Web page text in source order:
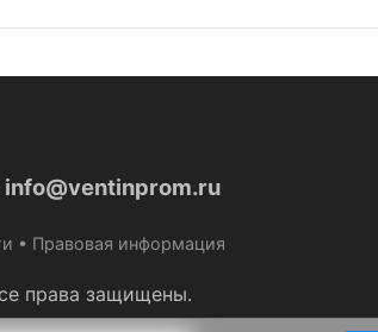
info@ventinprom.ru
• Правовая информация
права защищены.